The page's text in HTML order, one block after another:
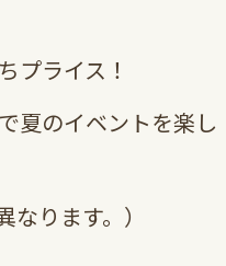
プライス！
夏のイベントを楽し
ります。）